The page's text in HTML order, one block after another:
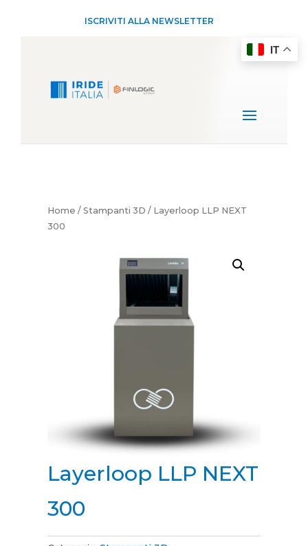
ISCRIVITI ALLA NEWSLETTER
Home / Stampanti 3D / Layerloop LLP NEXT
300
Layerloop LLP NEXT
300
IT